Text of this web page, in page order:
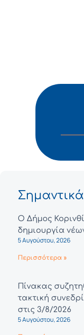
Ο Δήμος
δημιουργία
5 Αυγούστου, 2026
Περισσότερα »
Πίνακας
τακτική
στις 3/8/2026
5 Αυγούστου, 2026